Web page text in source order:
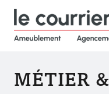
MÉTIER &